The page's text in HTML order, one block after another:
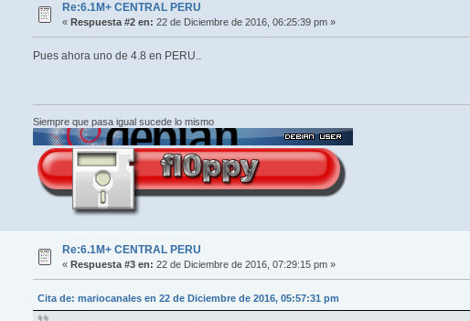
Re:6.1M+ CENTRAL PERU
« Respuesta #2 en: 22 de Diciembre de 2016, 06:25:39 pm »
Pues ahora uno de 4.8 en PERU..
Siempre que pasa igual sucede lo mismo
Re:6.1M+ CENTRAL PERU
«Respuesta #3 en: 22 de Diciembre de 2016, 07:29:15 pm »
Cita de: mariocanales en 22 de Diciembre de 2016, 05:57:31 pm